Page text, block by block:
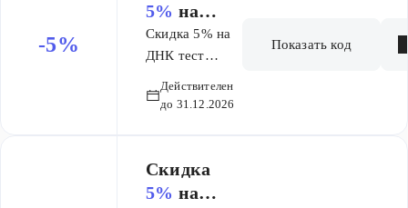
-5%
5% на
ДНК тест
Эффектив
ность
лекарств
Скидка 5% на
ДНК тест
лекарств
Действителен
до 31.12.2026
Показать код
​Скидка
5% на